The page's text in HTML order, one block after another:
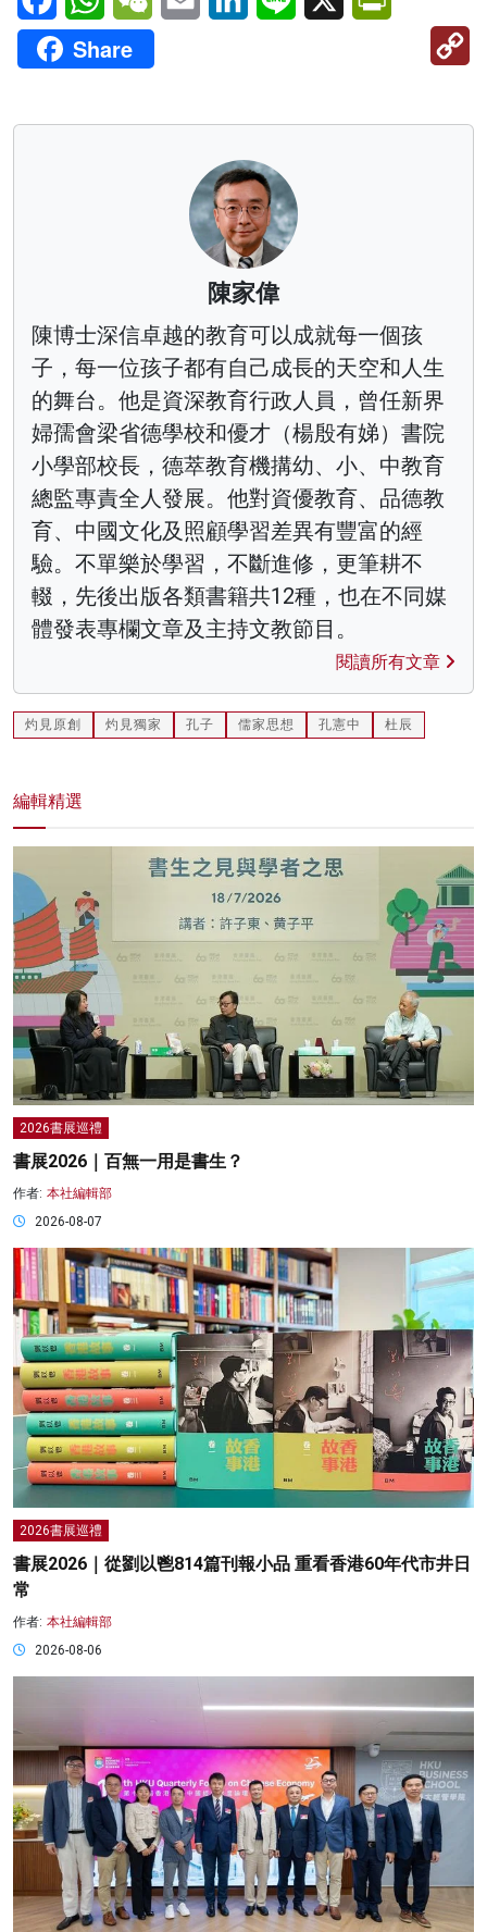
Share
陳家偉
陳博士深信卓越的教育可以成就每一個孩
子，每一位孩子都有自己成長的天空和人生
的舞台。他是資深教育行政人員，曾任新界
婦孺會梁省德學校和優才（楊殷有娣）書院
小學部校長，德萃教育機搆幼、小、中教育
總監專責全人發展。他對資優教育、品德教
育、中國文化及照顧學習差異有豐富的經
驗。不單樂於學習，不斷進修，更筆耕不
輟，先後出版各類書籍共12種，也在不同媒
體發表專欄文章及主持文教節目。
閱讀所有文章
灼見原創 灼見獨家 孔子 儒家思想 孔憲中 杜辰
編輯精選
2026書展巡禮
書展2026｜百無一用是書生？
作者: 本社編輯部
2026-08-07
2026書展巡禮
書展2026｜從劉以鬯814篇刊報小品 重看香港60年代市井日
常
作者: 本社編輯部
2026-08-06